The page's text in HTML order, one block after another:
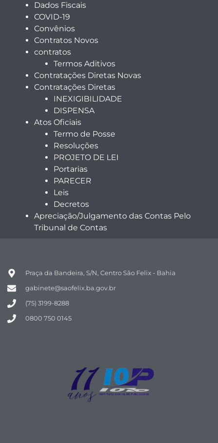
Dados Fiscais
COVID-19
Convênios
Contratos Novos
contratos
Termos Aditivos
Contratações Diretas Novas
Contratações Diretas
INEXIGIBILIDADE
DISPENSA
Atos Oficiais
Termo de Posse
Resoluções
PROJETO DE LEI
Portarias
PARECER
Leis
Decretos
Apreciação/Julgamento das Contas Pelo
Tribunal de Contas
Praça da Bandeira, S/N, Centro São Felix - Bahia
gabinete@saofelix.ba.gov.br
(75) 3199-8288
0800 750 0145